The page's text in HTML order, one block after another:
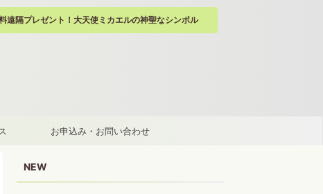
遠隔プレゼント！大天使ミカエルの神聖なシンボル
お申込み・お問い合わせ
NEW